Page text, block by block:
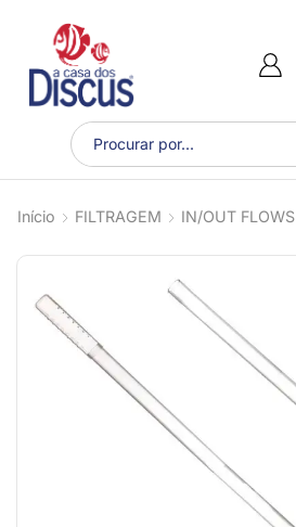
Início FILTRAGEM IN/OUT FLOWS